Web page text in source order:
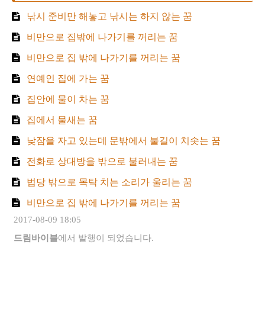
낚시 준비만 해놓고 낚시는 하지 않는 꿈
비만으로 집밖에 나가기를 꺼리는 꿈
비만으로 집 밖에 나가기를 꺼리는 꿈
연예인 집에 가는 꿈
집안에 물이 차는 꿈
집에서 물새는 꿈
낮잠을 자고 있는데 문밖에서 불길이 치솟는 꿈
전화로 상대방을 밖으로 불러내는 꿈
법당 밖으로 목탁 치는 소리가 울리는 꿈
비만으로 집 밖에 나가기를 꺼리는 꿈
2017-08-09 18:05
드림바이블에서 발행이 되었습니다.